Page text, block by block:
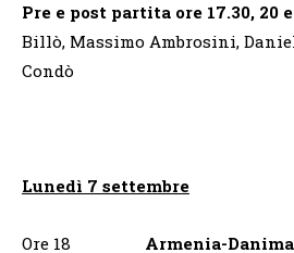
Pre e post partita ore 17.30, 20 e
Billò, Massimo Ambrosini,
Condò
Lunedì 7 settembre
Ore 18 Armenia-